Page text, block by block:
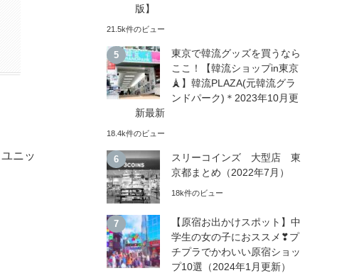
ニッ
版】
21.5k件のビュー
東京で韓流グッズを買うなら
ここ！【韓流ショップin東京
🗼】韓流PLAZA(元韓流グラ
ンドパーク)＊2023年10月更
新最新
18.4k件のビュー
スリーコインズ 大型店 東
京都まとめ（2022年7月）
18k件のビュー
【原宿お出かけスポット】中
学生の女の子におススメ❣プ
チプラでかわいい原宿ショッ
プ10選（2024年1月更新）